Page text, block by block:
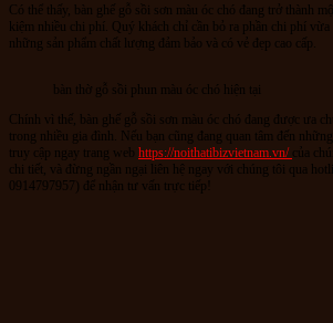
Có thể thấy, bàn ghế gỗ sồi sơn màu óc chó đang trở thành
kiệm nhiều chi phí. Quý khách chỉ cần bỏ ra phần chi phí
những sản phẩm chất lượng đảm bảo và có vẻ đẹp cao cấp.
bàn thờ gỗ sồi phun màu óc chó hiện tại
Chính vì thế, bàn ghế gỗ sồi sơn màu óc chó đang được ưa
trong nhiều gia đình. Nếu bạn cũng đang quan tâm đến
truy cập ngay trang web https://noithatibizvietnam.vn/ của
chi tiết, và đừng ngần ngại liên hệ ngay với chúng tôi qua
0914797957‬) để nhận tư vấn trực tiếp!